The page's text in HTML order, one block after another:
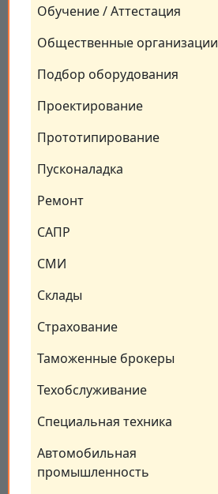
Обучение / Аттестация
Общественные организации
Подбор оборудования
Проектирование
Прототипирование
Пусконаладка
Ремонт
САПР
СМИ
Склады
Страхование
Таможенные брокеры
Техобслуживание
Специальная техника
Автомобильная
промышленность